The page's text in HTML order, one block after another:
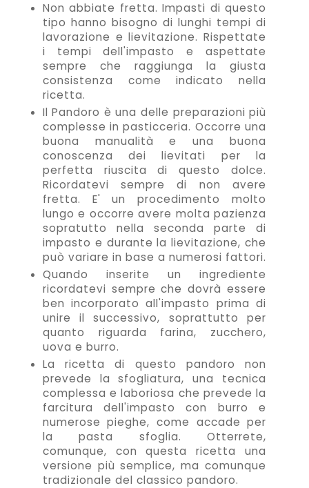
Non abbiate fretta. Impasti di questo
tipo hanno bisogno di lunghi tempi di
lavorazione e lievitazione. Rispettate
i tempi dell'impasto e aspettate
sempre che raggiunga la giusta
consistenza come indicato nella
ricetta.
Il Pandoro è una delle preparazioni più
complesse in pasticceria. Occorre una
buona manualità e una buona
conoscenza dei lievitati per la
perfetta riuscita di questo dolce.
Ricordatevi sempre di non avere
fretta. E' un procedimento molto
lungo e occorre avere molta pazienza
sopratutto nella seconda parte di
impasto e durante la lievitazione, che
può variare in base a numerosi fattori.
Quando inserite un ingrediente
ricordatevi sempre che dovrà essere
ben incorporato all'impasto prima di
unire il successivo, soprattutto per
quanto riguarda farina, zucchero,
uova e burro.
La ricetta di questo pandoro non
prevede la sfogliatura, una tecnica
complessa e laboriosa che prevede la
farcitura dell'impasto con burro e
numerose pieghe, come accade per
la pasta sfoglia. Otterrete,
comunque, con questa ricetta una
versione più semplice, ma comunque
tradizionale del classico pandoro.